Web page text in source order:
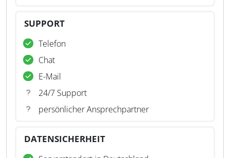
SUPPORT
Telefon
Chat
E-Mail
24/7 Support
persönlicher Ansprechpartner
DATENSICHERHEIT